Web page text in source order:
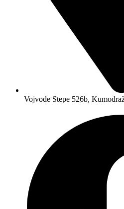
Vojvode Stepe 526b,